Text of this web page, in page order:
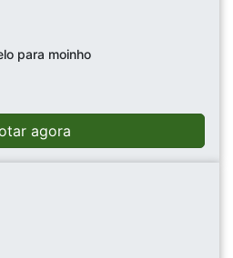
para moinho
agora